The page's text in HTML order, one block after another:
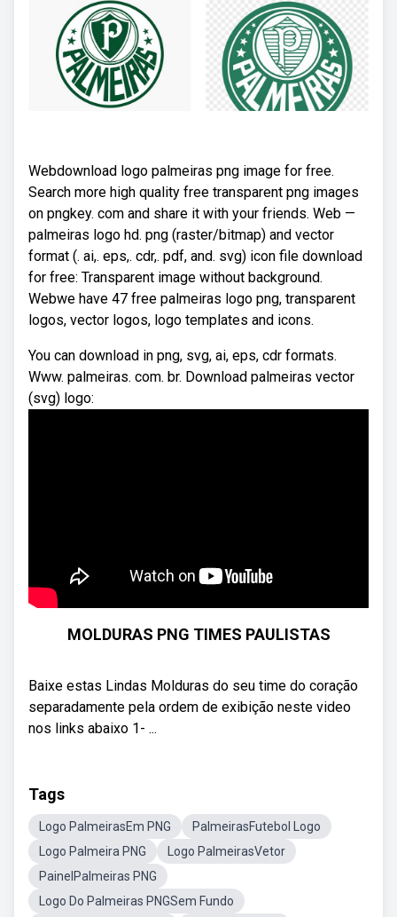
Webdownload logo palmeiras png image for free.
Search more high quality free transparent png images
on pngkey. com and share it with your friends. Web —
palmeiras logo hd. png (raster/bitmap) and vector
format (. ai,. eps,. cdr,. pdf, and. svg) icon file download
for free: Transparent image without background.
Webwe have 47 free palmeiras logo png, transparent
logos, vector logos, logo templates and icons.
You can download in png, svg, ai, eps, cdr formats.
Www. palmeiras. com. br. Download palmeiras vector
(svg) logo:
MOLDURAS PNG TIMES PAULISTAS
Baixe estas Lindas Molduras do seu time do coração
separadamente pela ordem de exibição neste video
nos links abaixo 1- ...
Tags
Logo PalmeirasEm PNG
PalmeirasFutebol Logo
Logo Palmeira PNG
Logo PalmeirasVetor
PainelPalmeiras PNG
Logo Do Palmeiras PNGSem Fundo